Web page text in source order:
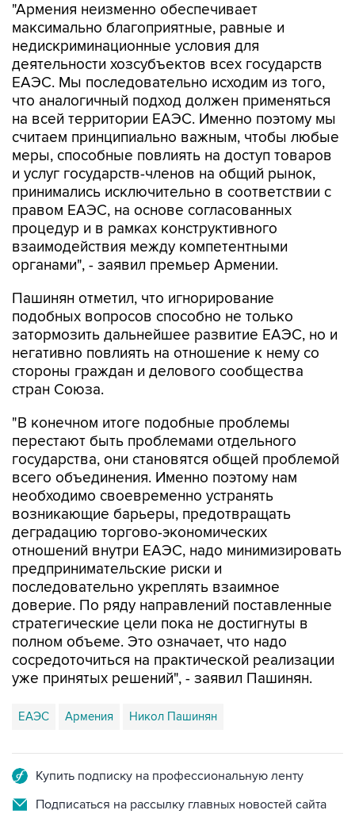
"Армения неизменно обеспечивает
максимально благоприятные, равные и
недискриминационные условия для
деятельности хозсубъектов всех государств
ЕАЭС. Мы последовательно исходим из того,
что аналогичный подход должен применяться
на всей территории ЕАЭС. Именно поэтому мы
считаем принципиально важным, чтобы любые
меры, способные повлиять на доступ товаров
и услуг государств-членов на общий рынок,
принимались исключительно в соответствии с
правом ЕАЭС, на основе согласованных
процедур и в рамках конструктивного
взаимодействия между компетентными
органами", - заявил премьер Армении.
Пашинян отметил, что игнорирование
подобных вопросов способно не только
затормозить дальнейшее развитие ЕАЭС, но и
негативно повлиять на отношение к нему со
стороны граждан и делового сообщества
стран Союза.
"В конечном итоге подобные проблемы
перестают быть проблемами отдельного
государства, они становятся общей проблемой
всего объединения. Именно поэтому нам
необходимо своевременно устранять
возникающие барьеры, предотвращать
деградацию торгово-экономических
отношений внутри ЕАЭС, надо минимизировать
предпринимательские риски и
последовательно укреплять взаимное
доверие. По ряду направлений поставленные
стратегические цели пока не достигнуты в
полном объеме. Это означает, что надо
сосредоточиться на практической реализации
уже принятых решений", - заявил Пашинян.
ЕАЭС Армения Никол Пашинян
Купить подписку на профессиональную ленту
Подписаться на рассылку главных новостей сайта